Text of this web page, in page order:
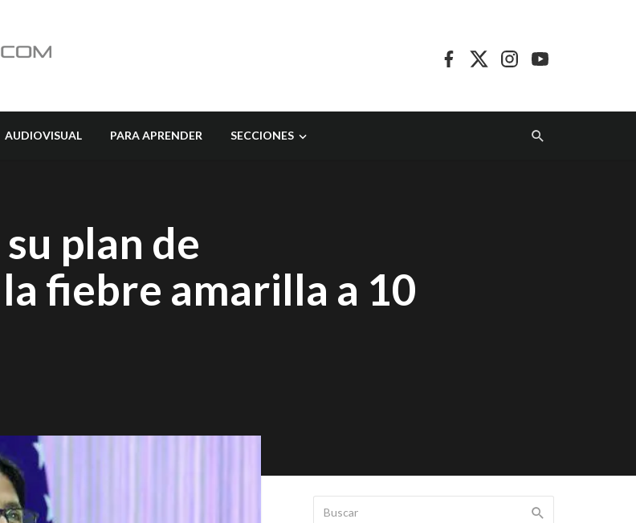
AUDIOVISUAL PARA APRENDER SECCIONES
plan de
fiebre amarilla a 10